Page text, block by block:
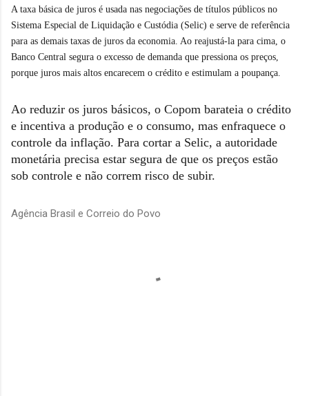
A taxa básica de juros é usada nas negociações de títulos públicos no
Sistema Especial de Liquidação e Custódia (Selic) e serve de referência
para as demais taxas de juros da economia. Ao reajustá-la para cima, o
Banco Central segura o excesso de demanda que pressiona os preços,
porque juros mais altos encarecem o crédito e estimulam a poupança.
Ao reduzir os juros básicos, o Copom barateia o crédito
e incentiva a produção e o consumo, mas enfraquece o
controle da inflação. Para cortar a Selic, a autoridade
monetária precisa estar segura de que os preços estão
sob controle e não correm risco de subir.
Agência Brasil e Correio do Povo